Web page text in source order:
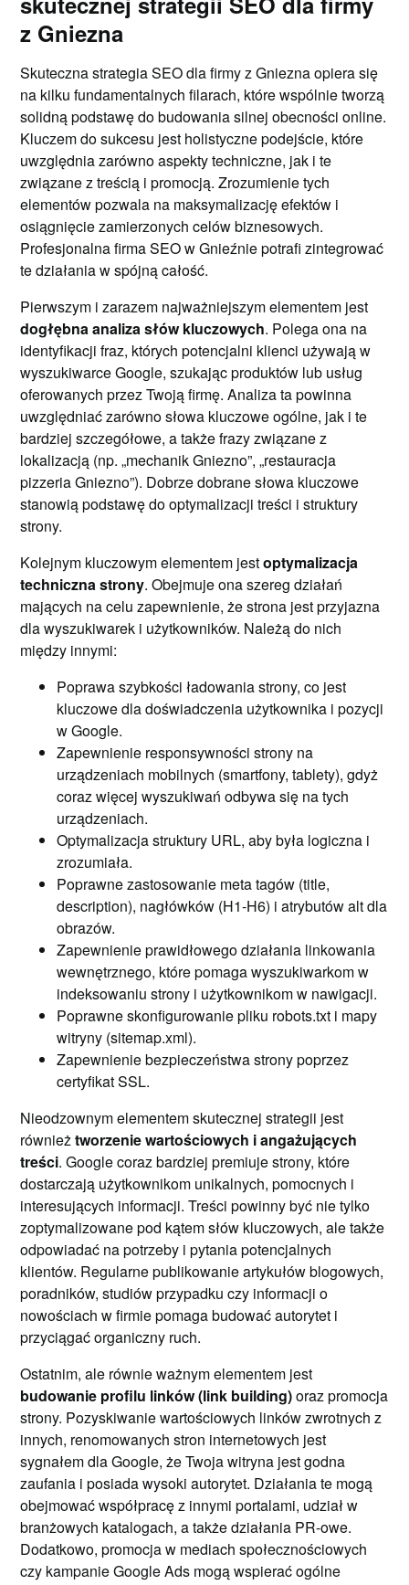
z Gniezna
Skuteczna strategia SEO dla firmy z Gniezna opiera się
na kilku fundamentalnych filarach, które wspólnie tworzą
solidną podstawę do budowania silnej obecności online.
Kluczem do sukcesu jest holistyczne podejście, które
uwzględnia zarówno aspekty techniczne, jak i te
związane z treścią i promocją. Zrozumienie tych
elementów pozwala na maksymalizację efektów i
osiągnięcie zamierzonych celów biznesowych.
Profesjonalna firma SEO w Gnieźnie potrafi zintegrować
te działania w spójną całość.
Pierwszym i zarazem najważniejszym elementem jest
dogłębna analiza słów kluczowych. Polega ona na
identyfikacji fraz, których potencjalni klienci używają w
wyszukiwarce Google, szukając produktów lub usług
oferowanych przez Twoją firmę. Analiza ta powinna
uwzględniać zarówno słowa kluczowe ogólne, jak i te
bardziej szczegółowe, a także frazy związane z
lokalizacją (np. „mechanik Gniezno”, „restauracja
pizzeria Gniezno”). Dobrze dobrane słowa kluczowe
stanowią podstawę do optymalizacji treści i struktury
strony.
Kolejnym kluczowym elementem jestoptymalizacja
techniczna strony. Obejmuje ona szereg działań
mających na celu zapewnienie, że strona jest przyjazna
dla wyszukiwarek i użytkowników. Należą do nich
między innymi:
Poprawa szybkości ładowania strony, co jest
kluczowe dla doświadczenia użytkownika i pozycji
w Google.
Zapewnienie responsywności strony na
urządzeniach mobilnych (smartfony, tablety), gdyż
coraz więcej wyszukiwań odbywa się na tych
urządzeniach.
Optymalizacja struktury URL, aby była logiczna i
zrozumiała.
Poprawne zastosowanie meta tagów (title,
description), nagłówków (H1-H6) i atrybutów alt dla
obrazów.
Zapewnienie prawidłowego działania linkowania
wewnętrznego, które pomaga wyszukiwarkom w
indeksowaniu strony i użytkownikom w nawigacji.
Poprawne skonfigurowanie pliku robots.txt i mapy
witryny (sitemap.xml).
Zapewnienie bezpieczeństwa strony poprzez
certyfikat SSL.
Nieodzownym elementem skutecznej strategii jest
równieżtworzenie wartościowych i angażujących
treści. Google coraz bardziej premiuje strony, które
dostarczają użytkownikom unikalnych, pomocnych i
interesujących informacji. Treści powinny być nie tylko
zoptymalizowane pod kątem słów kluczowych, ale także
odpowiadać na potrzeby i pytania potencjalnych
klientów. Regularne publikowanie artykułów blogowych,
poradników, studiów przypadku czy informacji o
nowościach w firmie pomaga budować autorytet i
przyciągać organiczny ruch.
Ostatnim, ale równie ważnym elementem jest
budowanie profilu linków (link building)oraz promocja
strony. Pozyskiwanie wartościowych linków zwrotnych z
innych, renomowanych stron internetowych jest
sygnałem dla Google, że Twoja witryna jest godna
zaufania i posiada wysoki autorytet. Działania te mogą
obejmować współpracę z innymi portalami, udział w
branżowych katalogach, a także działania PR-owe.
Dodatkowo, promocja w mediach społecznościowych
czy kampanie Google Ads mogą wspierać ogólne